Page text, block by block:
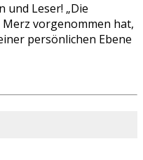
und Leser! „Die
Merz vorgenommen hat,
persönlichen Ebene